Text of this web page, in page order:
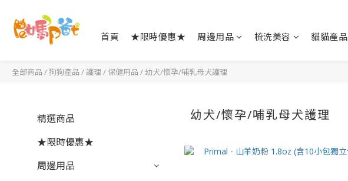
首頁 ★限時優惠★ 周邊用品 梳洗美容 貓貓產品
全部商品 /狗狗產品 /護理 / 保健用品 / 幼犬/懷孕/哺乳母犬護理
精選商品
★限時優惠★
周邊用品
幼犬/懷孕/哺乳母犬護理